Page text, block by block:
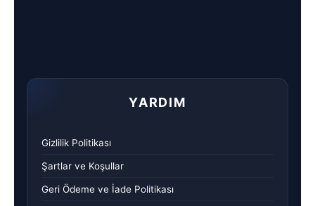
YARDIM
Gizlilik Politikası
Şartlar ve Koşullar
Geri Ödeme ve İade Politikası